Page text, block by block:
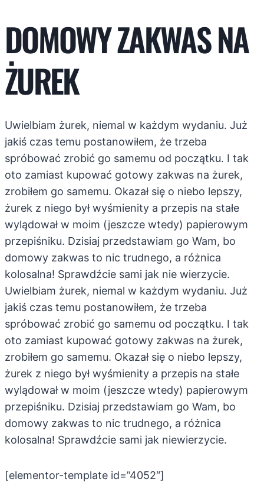
DOMOWY ZAKWAS NA
ŻUREK
Uwielbiam żurek, niemal w każdym wydaniu. Już
jakiś czas temu postanowiłem, że trzeba
spróbować zrobić go samemu od początku. I tak
oto zamiast kupować gotowy zakwas na żurek,
zrobiłem go samemu. Okazał się o niebo lepszy,
żurek z niego był wyśmienity a przepis na stałe
wylądował w moim (jeszcze wtedy) papierowym
przepiśniku. Dzisiaj przedstawiam go Wam, bo
domowy zakwas to nic trudnego, a różnica
kolosalna! Sprawdźcie sami jak nie wierzycie.
Uwielbiam żurek, niemal w każdym wydaniu. Już
jakiś czas temu postanowiłem, że trzeba
spróbować zrobić go samemu od początku. I tak
oto zamiast kupować gotowy zakwas na żurek,
zrobiłem go samemu. Okazał się o niebo lepszy,
żurek z niego był wyśmienity a przepis na stałe
wylądował w moim (jeszcze wtedy) papierowym
przepiśniku. Dzisiaj przedstawiam go Wam, bo
domowy zakwas to nic trudnego, a różnica
kolosalna! Sprawdźcie sami jak niewierzycie.
[elementor-template id=”4052″]